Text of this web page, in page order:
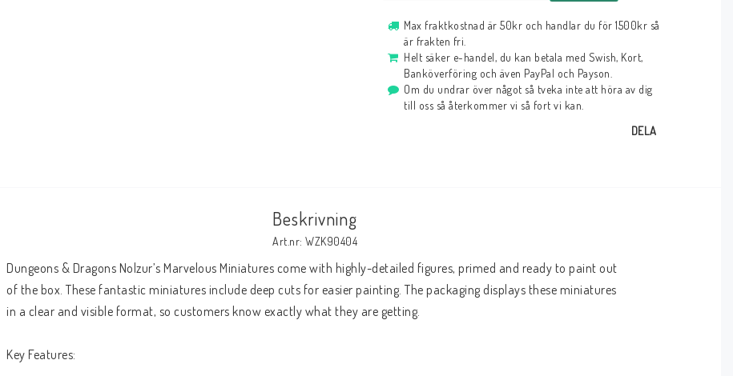
Max fraktkostnad är 50kr och handlar du för 1500kr så
är frakten fri.
Helt säker e-handel, du kan betala med Swish, Kort,
Banköverföring och även PayPal och Payson.
Om du undrar över något så tveka inte att höra av dig
till oss så återkommer vi så fort vi kan.
DELA
Beskrivning
Art.nr: WZK90404
Dungeons & Dragons Nolzur’s Marvelous Miniatures come with highly-detailed figures, primed and ready to paint out
of the box. These fantastic miniatures include deep cuts for easier painting. The packaging displays these miniatures
in a clear and visible format, so customers know exactly what they are getting.
Key Features: